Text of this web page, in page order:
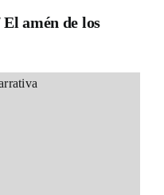
amén de los